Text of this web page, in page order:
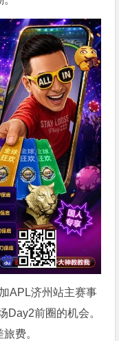
APL济州站主赛事
Day2前圈的机会。
费。